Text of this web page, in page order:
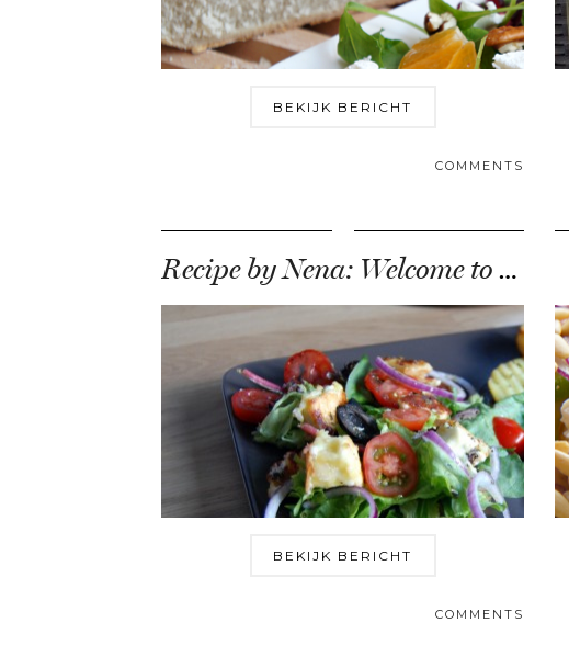
BEKIJK BERICHT
COMMENTS
Recipe by Nena: Welcome to Greece!
BEKIJK BERICHT
COMMENTS